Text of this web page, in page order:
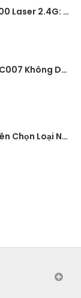
Review Bút Trình Chiếu K400 Laser 2.4G: Nhỏ Gọn, Ổn Định, Lý Tưởng Cho Giáo Viên Và Doanh Nghiệp
Máy Trợ Giảng WinBridge C007 Không Dây – Pin Lâu, Âm Thanh Rõ
Máy Chiếu DLP & 3LCD – Nên Chọn Loại Nào Cho Văn Phòng & Giải Trí?